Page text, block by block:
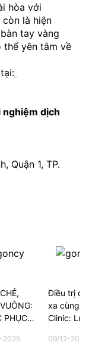
hòa với
là hiện
tay vàng
thể yên tâm về
nghiệm dịch
Quận 1, TP.
PHỤC
2025
Điều trị
xa cùng
Clinic: Lựa
kiều bào
09/12-2025